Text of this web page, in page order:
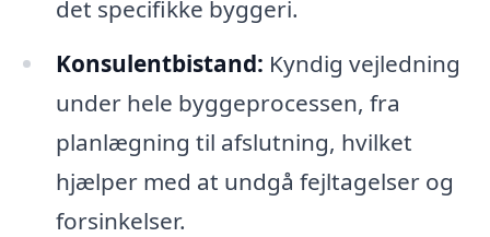
det specifikke byggeri.
Konsulentbistand: Kyndig vejledning
under hele byggeprocessen, fra
planlægning til afslutning, hvilket
hjælper med at undgå fejltagelser og
forsinkelser.